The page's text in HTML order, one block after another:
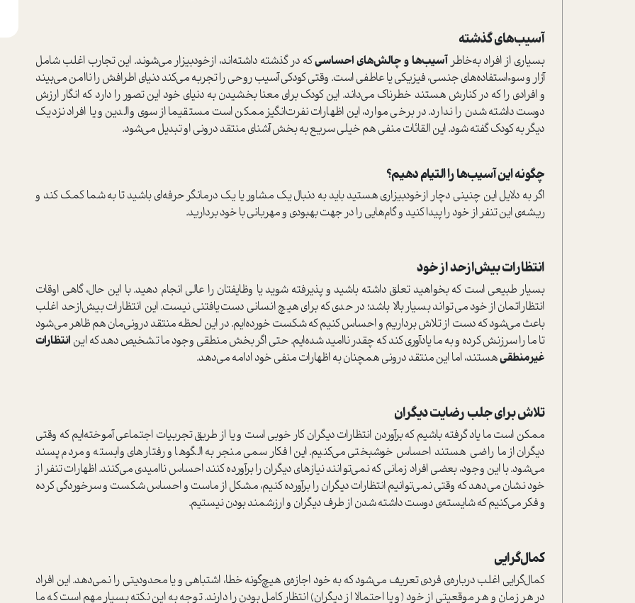
آسیب‌های گذشته
بسیاری از افراد به‌خاطرآسیب‌ها و چالش‌های احساسیکه در گذشته داشته‌اند، از‌خودبیزار می‌شوند. این تجارب اغلب شامل
آزار و سوء‌استفاده‌های جنسی، فیزیکی یا عاطفی است. وقتی کودکی آسیب روحی را تجربه می‌کند دنیای اطرافش را ناامن می‌بیند
و افرادی را که در کنارش هستند خطرناک می‌داند. این کودک برای معنا بخشیدن به دنیای خود این تصور را دارد که انگار ارزش
دوست داشته شدن را ندارد. در برخی موارد، این اظهارات نفرت‌انگیز ممکن است مستقیما از سوی والدین و یا افراد نزدیک
دیگر به کودک گفته شود. این القائات منفی هم خیلی سریع به بخش آشنای منتقد درونی او تبدیل می‌شود.
چگونه این آسیب‌ها را التیام دهیم؟
اگر به دلایل این چنینی دچار از‌خودبیزاری هستید باید به دنبال یک مشاور یا یک درمانگر حرفه‌ای باشید تا به شما کمک کند و
ریشه‌ی این تنفر از خود را پیدا کنید و گام‌هایی را در جهت بهبودی و مهربانی با خود بردارید.
انتظارات بیش‌از‌حد از خود
بسیار طبیعی است که بخواهید تعلق داشته باشید و پذیرفته شوید یا وظایفتان را عالی انجام دهید. با این حال، گاهی اوقات
انتظاراتمان از خود می‌تواند بسیار بالا باشد؛ در حدی که برای هیچ انسانی دست‌یافتنی نیست. این انتظارات بیش‌از‌حد اغلب
باعث می‌شود که دست از تلاش برداریم و احساس کنیم که شکست خورده‌ایم. در این لحظه منتقد درونی‌مان هم ظاهر می‌شود
تا ما را سرزنش کرده و به ما یادآوری کند که چقدر نا‌امید شده‌ایم. حتی اگر بخش منطقی وجود ما تشخیص دهد که این انتظارات
غیرمنطقیهستند، اما این منتقد درونی همچنان به اظهارات منفی خود ادامه می‌دهد.
تلاش برای جلب رضایت دیگران
ممکن است ما یاد گرفته باشیم که برآوردن انتظارات دیگران کار خوبی است و یا از طریق تجربیات اجتماعی آموخته‌ایم که وقتی
دیگران از ما راضی هستند احساس خوشبختی می‌کنیم. این افکار سمی منجر به الگوها و رفتارهای وابسته و مردم‌پسند
می‌شود. با این وجود، بعضی افراد زمانی که نمی‌توانند نیازهای دیگران را برآورده کنند احساس ناامیدی می‌کنند. اظهارات تنفر از
خود نشان می‌دهد که وقتی نمی‌توانیم انتظارات دیگران را برآورده کنیم، مشکل از ماست و احساس شکست و سرخوردگی کرده
و فکر می‌کنیم که شایسته‌ی دوست داشته شدن از طرف دیگران و ارزشمند بودن نیستیم.
کمال‌گرایی
کمال‌گرایی اغلب درباره‌ی فردی تعریف می‌شود که به خود اجازه‌ی هیچ‌گونه خطا، اشتباهی و یا محدودیتی را نمی‌دهد. این افراد
در هر زمان و هر موقعیتی از خود (و یا احتمالا از دیگران) انتظار کامل بودن را دارند. توجه به این نکته بسیار مهم است که ما